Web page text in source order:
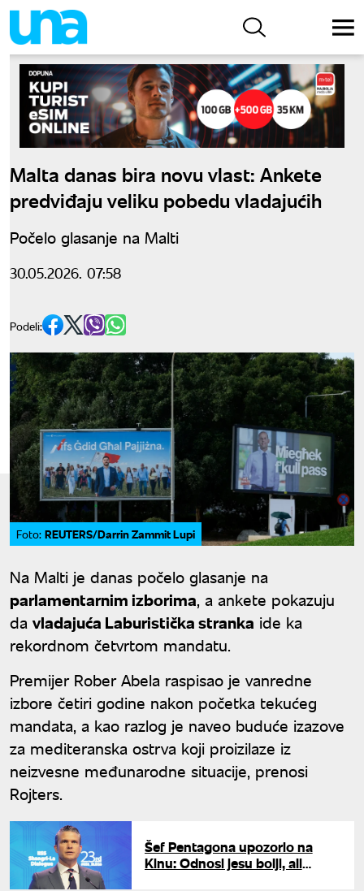
Malta danas bira novu vlast: Ankete
predviđaju veliku pobedu vladajućih
Počelo glasanje na Malti
30.05.2026. 07:58
Podeli:
Foto: REUTERS/Darrin Zammit Lupi
Na Malti je danas počelo glasanje na
parlamentarnim izborima, a ankete pokazuju
da vladajuća Laburistička stranka ide ka
rekordnom četvrtom mandatu.
Premijer Rober Abela raspisao je vanredne
izbore četiri godine nakon početka tekućeg
mandata, a kao razlog je naveo buduće izazove
za mediteranska ostrva koji proizilaze iz
neizvesne međunarodne situacije, prenosi
Rojters.
Šef Pentagona upozorio na
Kinu: Odnosi jesu bolji, ali